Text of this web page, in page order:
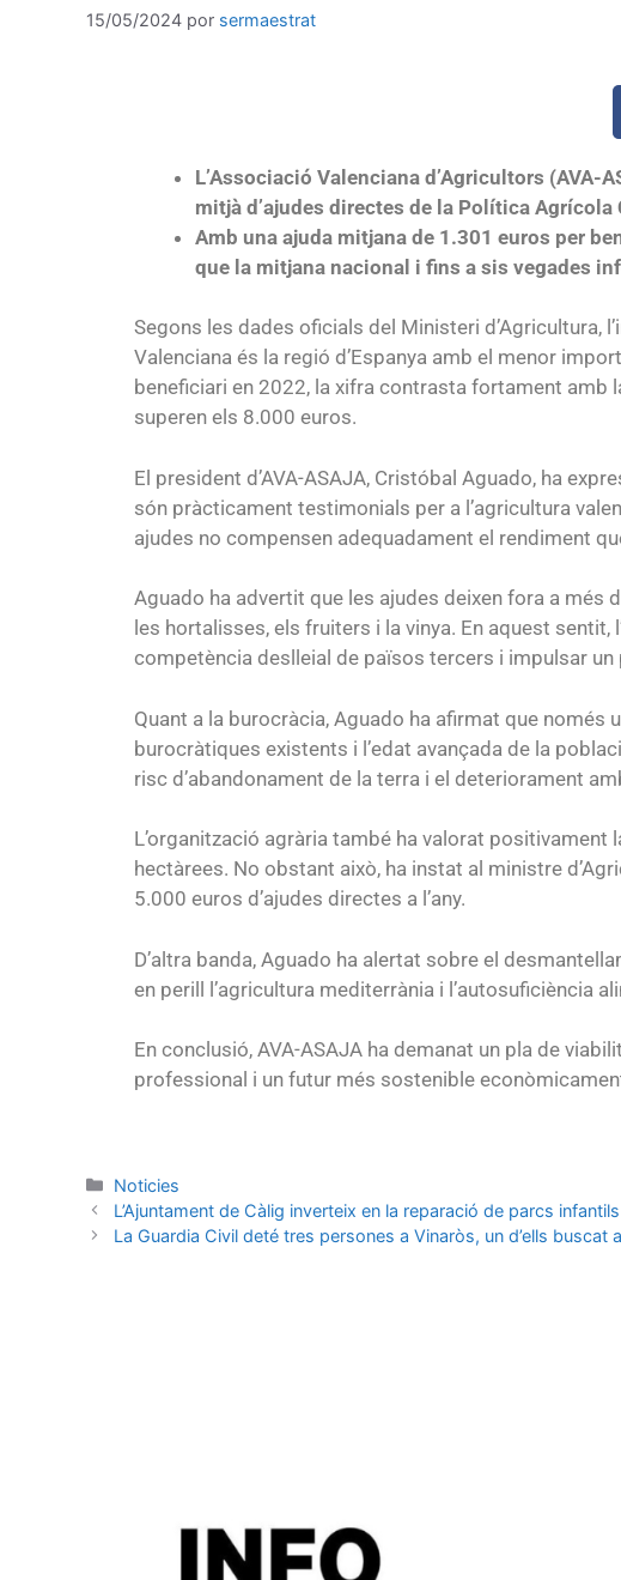
15/05/2024 por sermaestrat
L’Associació Valenciana d’Agricultors
mitjà d’ajudes directes de la Política Agrícola
Amb una ajuda mitjana de 1.301 euros per
que la mitjana nacional i fins a sis vegades
Segons les dades oficials del Ministeri d’Agricultura,
Valenciana és la regió d’Espanya amb el menor
beneficiari en 2022, la xifra contrasta fortament amb
superen els 8.000 euros.
El president d’AVA-ASAJA, Cristóbal Aguado, ha
són pràcticament testimonials per a l’agricultura
ajudes no compensen adequadament el rendiment
Aguado ha advertit que les ajudes deixen fora a
les hortalisses, els fruiters i la vinya. En aquest
competència deslleial de països tercers i impulsar
Quant a la burocràcia, Aguado ha afirmat que
burocràtiques existents i l’edat avançada de la
risc d’abandonament de la terra i el deteriorament
L’organització agrària també ha valorat
hectàrees. No obstant això, ha instat al ministre
5.000 euros d’ajudes directes a l’any.
D’altra banda, Aguado ha alertat sobre el
en perill l’agricultura mediterrània i l’autosuficiència
En conclusió, AVA-ASAJA ha demanat un pla de
professional i un futur més sostenible
Noticies
L’Ajuntament de Càlig inverteix en la reparació de parcs
La Guardia Civil deté tres persones a Vinaròs, un d’ells buscat